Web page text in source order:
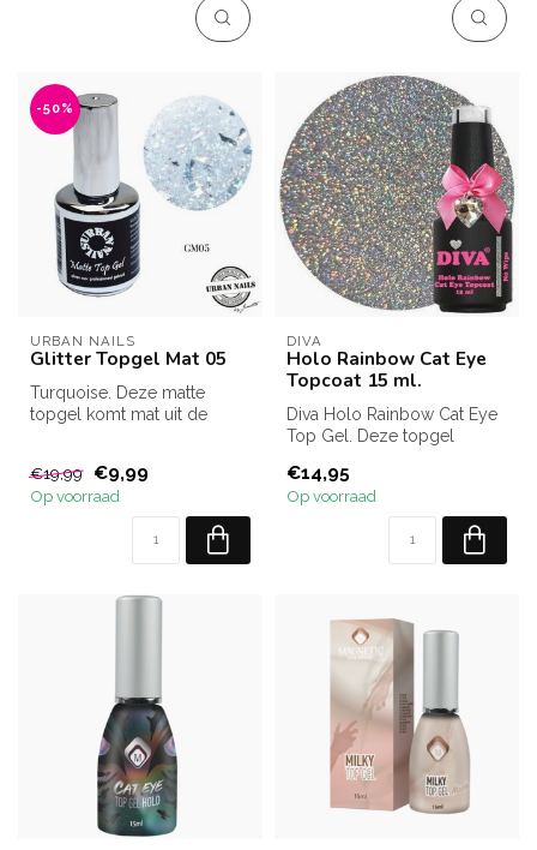
-50%
URBAN NAILS
Glitter Topgel Mat 05
Turquoise. Deze matte
topgel komt mat uit de
€19,99 €9,99
Op voorraad
DIVA
Holo Rainbow Cat Eye
Topcoat 15 ml.
Diva Holo Rainbow Cat Eye
Top Gel. Deze topgel
pracht...
€14,95
Op voorraad